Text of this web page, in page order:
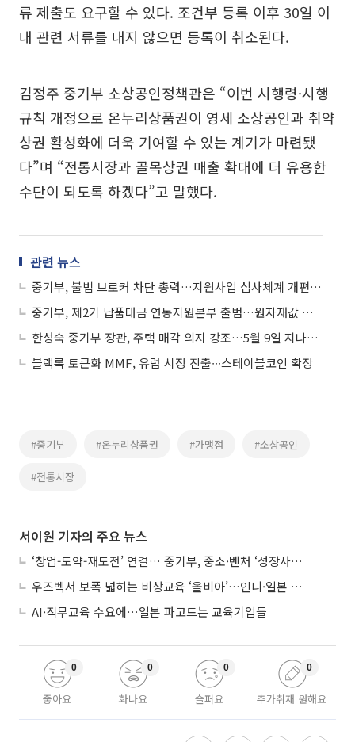
류 제출도 요구할 수 있다. 조건부 등록 이후 30일 이
내 관련 서류를 내지 않으면 등록이 취소된다.
김정주 중기부 소상공인정책관은 “이번 시행령·시행
규칙 개정으로 온누리상품권이 영세 소상공인과 취약
상권 활성화에 더욱 기여할 수 있는 계기가 마련됐
다”며 “전통시장과 골목상권 매출 확대에 더 유용한
수단이 되도록 하겠다”고 말했다.
관련 뉴스
중기부, 불법 브로커 차단 총력…지원사업 심사체계 개편 추진
중기부, 제2기 납품대금 연동지원본부 출범…원자재값 급등 대응 강화
한성숙 중기부 장관, 주택 매각 의지 강조…5월 9일 지나도 판다
블랙록 토큰화 MMF, 유럽 시장 진출∙∙∙스테이블코인 확장
#중기부 #온누리상품권 #가맹점 #소상공인
#전통시장
서이원 기자의 주요 뉴스
‘창업-도약-재도전’ 연결… 중기부, 중소·벤처 ‘성장사다리’ 짓는다
우즈벡서 보폭 넓히는 비상교육 ‘올비아’…인니·일본 진출 타진
AI·직무교육 수요에…일본 파고드는 교육기업들
좋아요
0
화나요
0
슬퍼요
0
추가취재 원해요
0